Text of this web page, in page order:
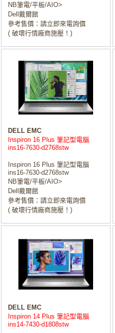
NB筆電/平板/AIO>
Dell戴爾館
參考售價：請立即來電詢價
( 破壞行情廠商施壓！)
DELL EMC
Inspiron 16 Plus 筆記型電腦
ins16-7630-d2768stw
Inspiron 16 Plus 筆記型電腦
ins16-7630-d2768stw
NB筆電/平板/AIO>
Dell戴爾館
參考售價：請立即來電詢價
( 破壞行情廠商施壓！)
DELL EMC
Inspiron 14 Plus 筆記型電腦
ins14-7430-d1808stw